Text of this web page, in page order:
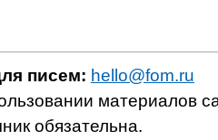
писем: hello@fom.ru
материалов
обязательна.